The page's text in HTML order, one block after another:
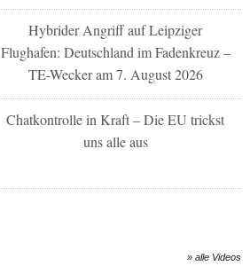
Hybrider Angriff auf Leipziger
Flughafen: Deutschland im Fadenkreuz –
TE-Wecker am 7. August 2026
Chatkontrolle in Kraft – Die EU trickst
uns alle aus
» alle Videos